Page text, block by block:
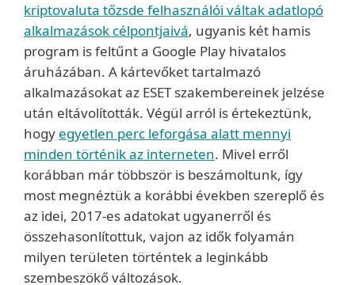
kriptovaluta tőzsde felhasználói váltak adatlopó
alkalmazások célpontjaivá, ugyanis két hamis
program is feltűnt a Google Play hivatalos
áruházában. A kártevőket tartalmazó
alkalmazásokat az ESET szakembereinek jelzése
után eltávolították. Végül arról is értekeztünk,
hogy egyetlen perc leforgása alatt mennyi
minden történik az interneten. Mivel erről
korábban már többször is beszámoltunk, így
most megnéztük a korábbi években szereplő és
az idei, 2017-es adatokat ugyanerről és
összehasonlítottuk, vajon az idők folyamán
milyen területen történtek a leginkább
szembeszökő változások.